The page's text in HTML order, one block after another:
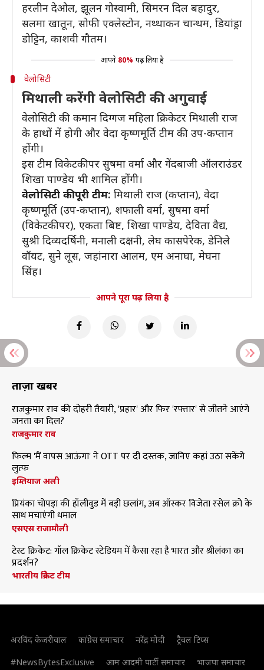
हरलीन देओल, झूलन गोस्वामी, सिमरन दिल बहादुर,
सलमा खातून, सोफी एक्लेस्टोन, नथ्थाकन चान्थम, डियांड्रा
डोट्टिन, काशवी गौतम।
आपने 80% पढ़ लिया है
वेलोसिटी
मिथाली करेंगी वेलोसिटी की अगुवाई
वेलोसिटी की कमान दिग्गज महिला क्रिकेटर मिथाली राज
के हाथों में होगी और वेदा कृष्णमूर्ति टीम की उप-कप्तान
होंगी।
इस टीम विकेटकीपर सुषमा वर्मा और गेंदबाजी ऑलराउंडर
शिखा पाण्डेय भी शामिल होंगी।
वेलोसिटी की पूरी टीम: मिथाली राज (कप्तान), वेदा
कृष्णमूर्ति (उप-कप्तान), शफाली वर्मा, सुषमा वर्मा
(विकेटकीपर), एकता बिष्ट, शिखा पाण्डेय, देविता वैद्य,
सुश्री दिव्यदर्षिनी, मनाली दक्षनी, लेघ कासपेरेक, डेनिले
वॉयट, सुने लूस, जहांनारा आलम, एम अनाघा, मेघना
सिंह।
आपने पूरा पढ़ लिया है
ताज़ा खबरें
राजकुमार राव की दोहरी तैयारी, 'प्रहार' और फिर 'रफ्तार' से जीतने आएंगे
जनता का दिल?
राजकुमार राव
फिल्म 'मैं वापस आऊंगा' ने OTT पर दी दस्तक, जानिए कहां उठा सकेंगे
लुत्फ
इम्तियाज अली
प्रियंका चोपड़ा की हॉलीवुड में बड़ी छलांग, अब ऑस्कर विजेता रसेल क्रो के
साथ मचाएंगी धमाल
एसएस राजामौली
टेस्ट क्रिकेट: गॉल क्रिकेट स्टेडियम में कैसा रहा है भारत और श्रीलंका का
प्रदर्शन?
भारतीय क्रिकेट टीम
अरविंद केजरीवाल कांग्रेस समाचार नरेंद्र मोदी
ट्रैवल टिप्स
#NewsBytesExclusive
आम आदमी पार्टी समाचार भाजपा समाचार